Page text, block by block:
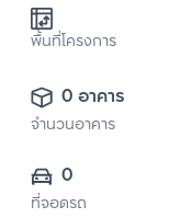
พื้นที่โครงการ
0 อาคาร
จำนวนอาคาร
0
ที่จอดรถ